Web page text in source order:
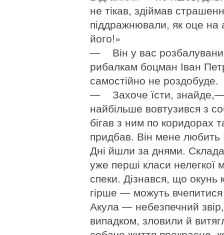
не тікав, здіймав
піддражнювали, як оце
його!»
— Він у вас
рибалкам боцман Іван
самостійно не роздобуде.
— Захоче їсти, знайде,—
найбільше вовтузився з
бігав з ним по
придбав. Він мене
Дні йшли за днями.
уже перші класи нелегкої
спеки. Дізнався, що
гірше — можуть
Акула — небезпечний звір,
випадком, зловили й